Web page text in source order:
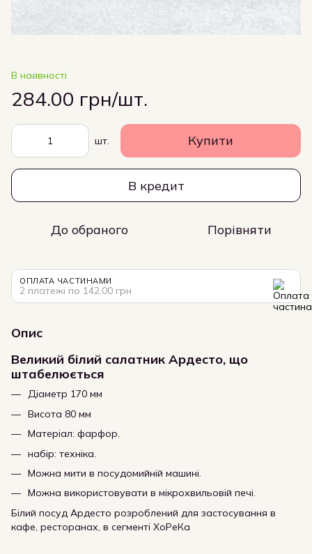
В наявності
284.00 грн/шт.
шт. Купити
В кредит
До обраного Порівняти
ОПЛАТА ЧАСТИНАМИ
2 платежі по 142.00 грн
Опис
Великий білий салатник Ардесто, що
штабелюється
Діаметр 170 мм
Висота 80 мм
Матеріал: фарфор.
набір: техніка.
Можна мити в посудомийній машині.
Можна використовувати в мікрохвильовій печі.
Білий посуд Ардесто розроблений для застосування в
кафе, ресторанах, в сегменті ХоРеКа